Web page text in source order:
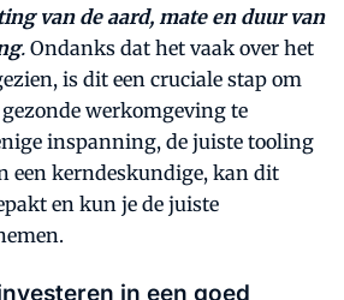
van de aard, mate en duur van
. Ondanks dat het vaak over het
is dit een cruciale stap om
werkomgeving te
inspanning, de juiste tooling
een kerndeskundige, kan dit
en kun je de juiste
in een goed